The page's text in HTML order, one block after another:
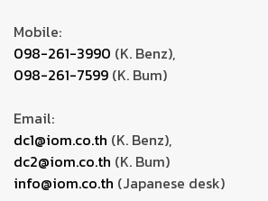
Mobile:
098-261-3990 (K. Benz),
098-261-7599 (K. Bum)
Email:
dc1@iom.co.th (K. Benz),
dc2@iom.co.th (K. Bum)
info@iom.co.th (Japanese desk)